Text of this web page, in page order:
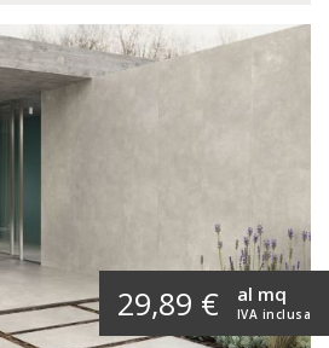
29,89 € IVA inclusa
al mq